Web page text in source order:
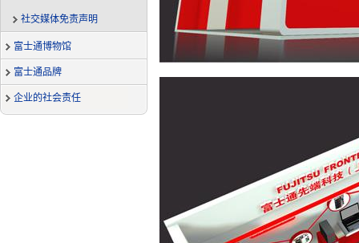
社交媒体免责声明
富士通博物馆
富士通品牌
企业的社会责任